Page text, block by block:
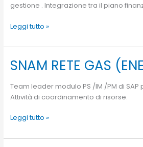
gestione . Integrazione tra il piano
Leggi tutto »
SNAM RETE GAS
Team leader modulo PS /IM /PM di SAP
Attività di coordinamento di risorse.
SNAM
RETE
GAS
(ENEL
Leggi tutto »